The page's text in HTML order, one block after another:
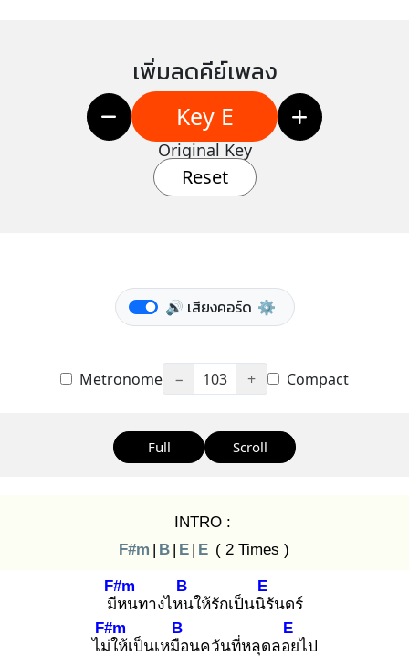
เพิ่มลดคีย์เพลง
Key E
Original Key
Reset
🔊 เสียงคอร์ด ⚙️
Metronome − 103 + Compact
Full Scroll
INTRO :
F#m | B | E | E ( 2 Times )
มีห
F#m
นทางไหน
B
ให้รักเป็นนิรั
E
นดร์
ไม่ใ
F#m
ห้เป็นเหมือ
B
นควันที่หลุดลอย
E
ไป